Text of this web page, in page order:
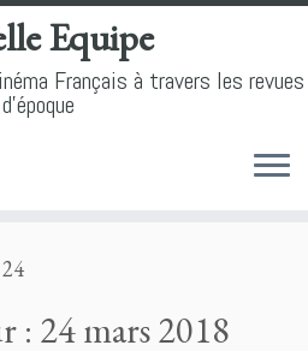
Equipe
Français à travers les revues
d'époque
24
: 24 mars 2018